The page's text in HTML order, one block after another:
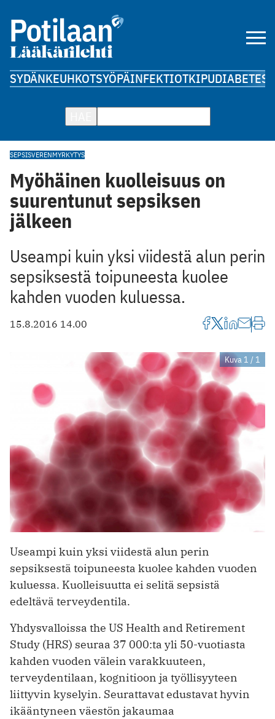
SYDÄNKEUHKOTSYÖPÄINFEKTIOTKIPUDIABETES
SEPSISVERENMYRKYTYS
Myöhäinen kuolleisuus on
suurentunut sepsiksen
jälkeen
Useampi kuin yksi viidestä alun perin
sepsiksestä toipuneesta kuolee
kahden vuoden kuluessa.
15.8.2016 14.00
Kuva 1 / 1
Useampi kuin yksi viidestä alun perin
sepsiksestä toipuneesta kuolee kahden vuoden
kuluessa. Kuolleisuutta ei selitä sepsistä
edeltävä terveydentila.
Yhdysvalloissa the US Health and Retirement
Study (HRS) seuraa 37 000:ta yli 50-vuotiasta
kahden vuoden välein varakkuuteen,
terveydentilaan, kogni­tioon ja työllisyyteen
liittyvin kyselyin. Seurattavat edustavat hyvin
ikääntyneen väestön jakaumaa